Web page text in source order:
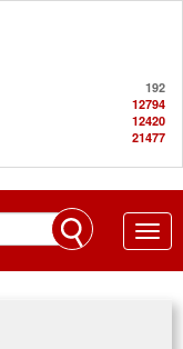
192
12794
12420
21477
Toggle